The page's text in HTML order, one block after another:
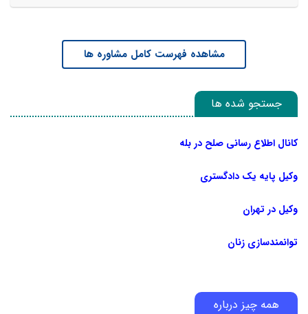
مشاهده فهرست کامل مشاوره ها
جستجو شده ها
کانال اطلاع رسانی صلح در بله
وکیل پایه یک دادگستری
وکیل در تهران
توانمندسازی زنان
همه چیز درباره